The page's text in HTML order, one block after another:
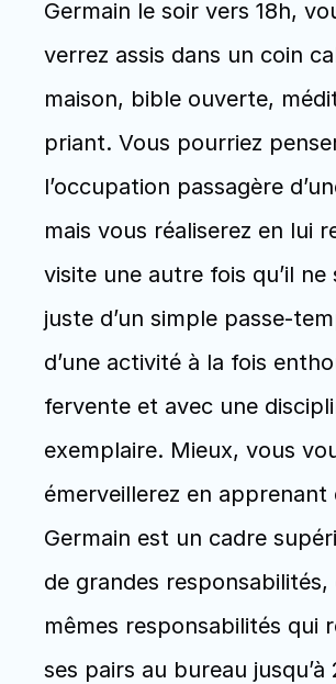
Germain le soir vers 18h,
verrez assis dans un coin
maison, bible ouverte,
priant. Vous pourriez
l’occupation passagère
mais vous réaliserez en lui
visite une autre fois qu’il ne
juste d’un simple passe-
d’une activité à la fois
fervente et avec une
exemplaire. Mieux, vous
émerveillerez en apprenant
Germain est un cadre
de grandes responsabilités,
mêmes responsabilités qui
ses pairs au bureau jusqu’à